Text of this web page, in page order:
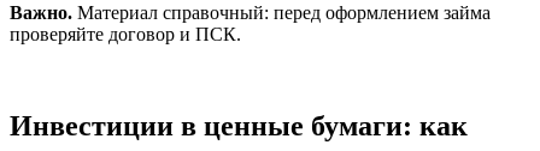
Важно. Материал справочный: перед оформлением займа
проверяйте договор и ПСК.
Инвестиции в ценные бумаги: как